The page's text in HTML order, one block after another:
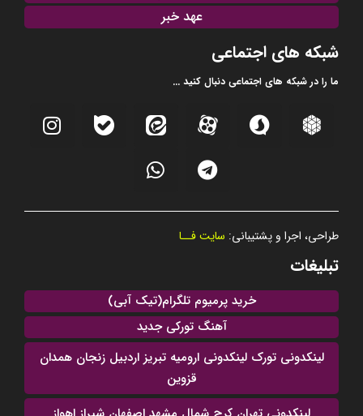
عهد خبر
شبکه های اجتماعی
ما را در شبکه های اجتماعی دنبال کنید ...
طراحی، اجرا و پشتیبانی: سایت فــا
تبلیغات
خرید پرمیوم تلگرام(تیک آبی)
آهنگ تورکی جدید
لینکدونی تورک لینکدونی ارومیه تبریز اردبیل زنجان همدان
قزوین